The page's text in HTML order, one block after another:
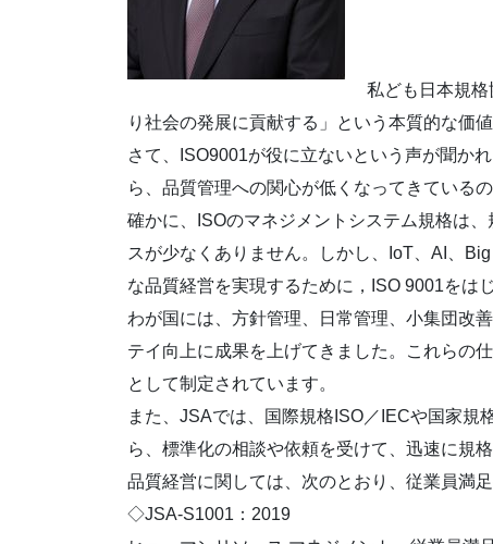
私ども日本規
り社会の発展に貢献する」という本質的な価
さて、ISO9001が役に立ないという声が聞か
ら、品質管理への関心が低くなってきている
確かに、ISOのマネジメントシステム規格は
スが少なくありません。しかし、IoT、AI、
な品質経営を実現するために，ISO 9001をは
わが国には、方針管理、日常管理、小集団改
テイ向上に成果を上げてきました。これらの
として制定されています。
また、JSAでは、国際規格ISO／IECや国家
ら、標準化の相談や依頼を受けて、迅速に規
品質経営に関しては、次のとおり、従業員満
◇JSA-S1001：2019